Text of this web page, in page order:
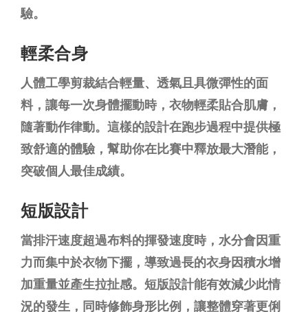
驗。
輕柔合身
人體工學剪裁結合輕量、透氣且具微彈性的面
料，讓每一次身體擺動時，衣物輕柔貼合肌膚，
隨著動作律動。這樣的設計在跑步過程中提供極
致舒適的體驗，幫助你在比賽中釋放最大潛能，
突破個人最佳成績。
短版設計
當排汗速度超過布料的揮發速度時，水分會因重
力而集中於衣物下擺，導致過長的衣身因積水增
加重量並產生拉扯感。短版設計能有效減少此情
況的發生，同時修飾身形比例，讓整體穿著更俐